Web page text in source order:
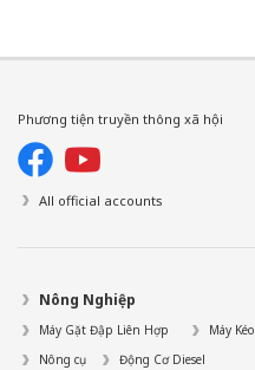
Phương tiện truyền thông xã hội
All official accounts
Nông Nghiệp
Máy Gặt Đập Liên Hợp Máy Kéo
Nông cụ
Động Cơ Diesel